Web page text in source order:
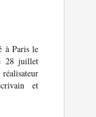
à Paris le
28 juillet
et